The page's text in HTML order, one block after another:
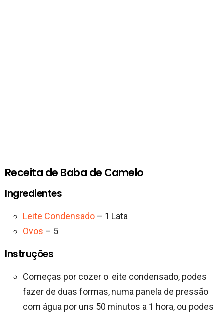
Receita de Baba de Camelo
Ingredientes
Leite Condensado – 1 Lata
Ovos – 5
Instruções
Começas por cozer o leite condensado, podes
fazer de duas formas, numa panela de pressão
com água por uns 50 minutos a 1 hora, ou podes